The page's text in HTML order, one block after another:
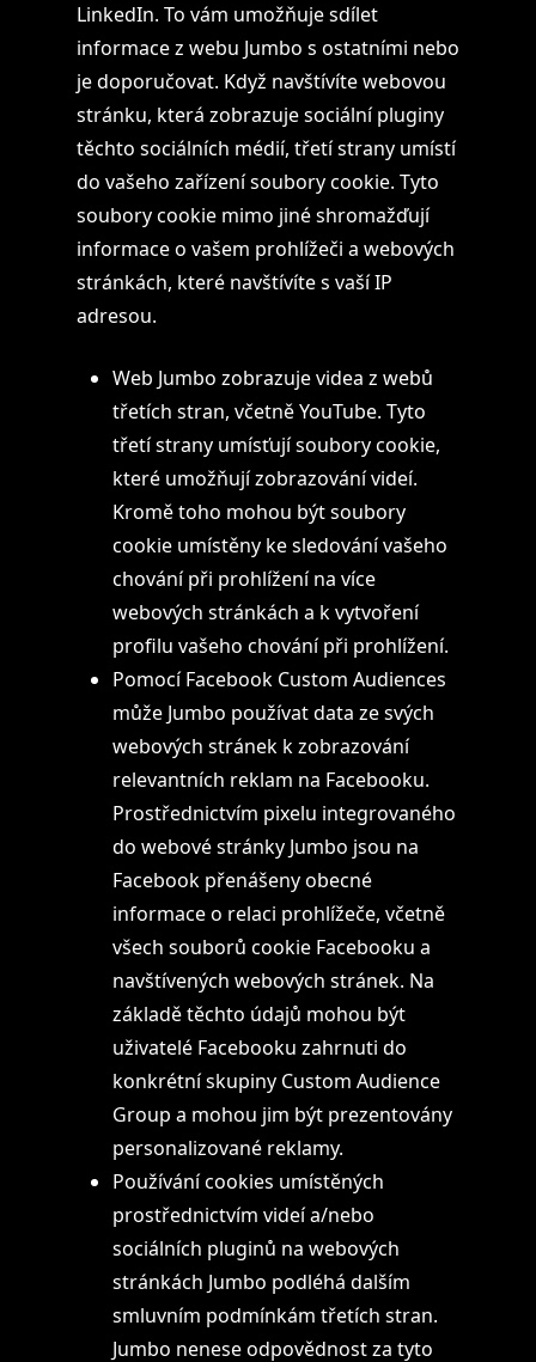
LinkedIn. To vám umožňuje sdílet
informace z webu Jumbo s ostatními nebo
je doporučovat. Když navštívíte webovou
stránku, která zobrazuje sociální pluginy
těchto sociálních médií, třetí strany umístí
do vašeho zařízení soubory cookie. Tyto
soubory cookie mimo jiné shromažďují
informace o vašem prohlížeči a webových
stránkách, které navštívíte s vaší IP
adresou.
Web Jumbo zobrazuje videa z webů
třetích stran, včetně YouTube. Tyto
třetí strany umísťují soubory cookie,
které umožňují zobrazování videí.
Kromě toho mohou být soubory
cookie umístěny ke sledování vašeho
chování při prohlížení na více
webových stránkách a k vytvoření
profilu vašeho chování při prohlížení.
Pomocí Facebook Custom Audiences
může Jumbo používat data ze svých
webových stránek k zobrazování
relevantních reklam na Facebooku.
Prostřednictvím pixelu integrovaného
do webové stránky Jumbo jsou na
Facebook přenášeny obecné
informace o relaci prohlížeče, včetně
všech souborů cookie Facebooku a
navštívených webových stránek. Na
základě těchto údajů mohou být
uživatelé Facebooku zahrnuti do
konkrétní skupiny Custom Audience
Group a mohou jim být prezentovány
personalizované reklamy.
Používání cookies umístěných
prostřednictvím videí a/nebo
sociálních pluginů na webových
stránkách Jumbo podléhá dalším
smluvním podmínkám třetích stran.
Jumbo nenese odpovědnost za tyto